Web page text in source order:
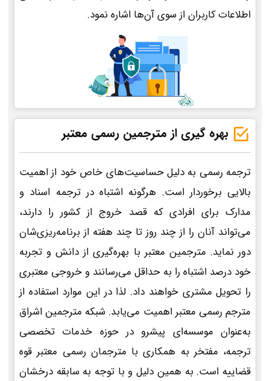
اطلاعات کاربران از سوی آن‌ها اشاره نمود.
بهره گیری از مترجمین رسمی معتبر
ترجمه رسمی به دلیل حساسیت‌های خاص خود از اهمیت
بالایی برخوردار است. هرگونه اشتباه در ترجمه اسناد و
مدارک برای افرادی که قصد خروج از کشور را دارند،
می‌تواند آنان را از چند روز تا چند هفته از برنامه‌ریزی‌شان
دور نماید. مترجمین معتبر با بهره‌گیری از دانش و تجربه
خود درصد اشتباه را به حداقل می‌رسانند و خروجی معتبری
را تحویل مشتری خواهند داد. لذا در این موارد استفاده از
مترجم رسمی معتبر اهمیت می‌یابد. شبکه مترجمین اشراق
به‌عنوان موسسه‌ای پیشرو در حوزه خدمات تخصصی
ترجمه، مفتخر به همکاری با مترجمان رسمی معتبر قوه
قضاییه است. به همین دلیل و با توجه به سابقه درخشان